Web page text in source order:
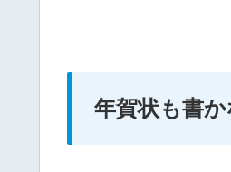
年賀状も書